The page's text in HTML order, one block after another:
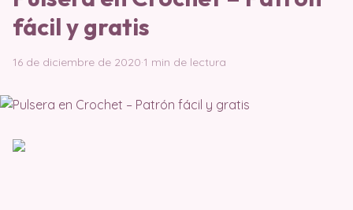
fácil y gratis
16 de diciembre de 2020·1 min de lectura